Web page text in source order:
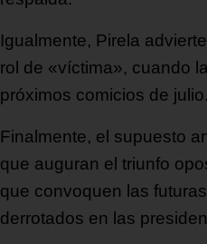
Igualmente, Pirela
rol de «víctima», cuando
próximos comicios de julio.
Finalmente, el supuesto
que auguran el triunfo
que convoquen las
derrotados en las